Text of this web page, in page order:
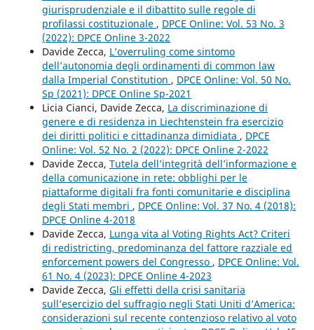
giurisprudenziale e il dibattito sulle regole di
profilassi costituzionale , DPCE Online: Vol. 53 No. 3
(2022): DPCE Online 3-2022
Davide Zecca, L’overruling come sintomo
dell’autonomia degli ordinamenti di common law
dalla Imperial Constitution , DPCE Online: Vol. 50 No.
Sp (2021): DPCE Online Sp-2021
Licia Cianci, Davide Zecca, La discriminazione di
genere e di residenza in Liechtenstein fra esercizio
dei diritti politici e cittadinanza dimidiata , DPCE
Online: Vol. 52 No. 2 (2022): DPCE Online 2-2022
Davide Zecca, Tutela dell’integrità dell’informazione e
della comunicazione in rete: obblighi per le
piattaforme digitali fra fonti comunitarie e disciplina
degli Stati membri , DPCE Online: Vol. 37 No. 4 (2018):
DPCE Online 4-2018
Davide Zecca, Lunga vita al Voting Rights Act? Criteri
di redistricting, predominanza del fattore razziale ed
enforcement powers del Congresso , DPCE Online: Vol.
61 No. 4 (2023): DPCE Online 4-2023
Davide Zecca, Gli effetti della crisi sanitaria
sull’esercizio del suffragio negli Stati Uniti d’America:
considerazioni sul recente contenzioso relativo al voto